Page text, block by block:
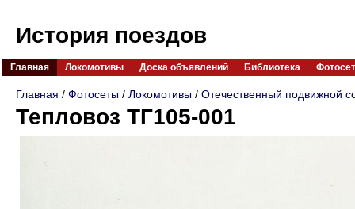
История поездов
Главная Локомотивы Доска объявлений Библиотека
Главная / Фотосеты / Локомотивы / Отечественный подвижной
Тепловоз ТГ105-001